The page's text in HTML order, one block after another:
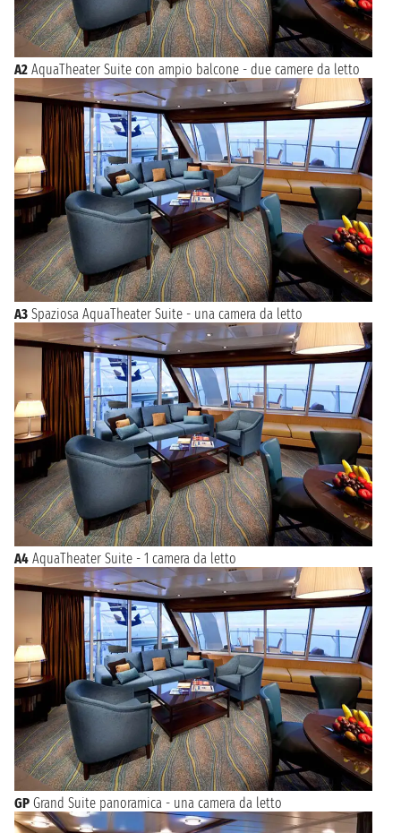
A2 AquaTheater Suite con ampio balcone - due camere da letto
A3 Spaziosa AquaTheater Suite - una camera da letto
A4 AquaTheater Suite - 1 camera da letto
GP Grand Suite panoramica - una camera da letto